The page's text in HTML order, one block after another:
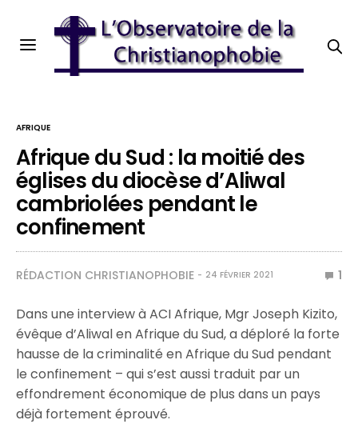
AFRIQUE
Afrique du Sud : la moitié des
églises du diocèse d’Aliwal
cambriolées pendant le
confinement
RÉDACTION CHRISTIANOPHOBIE 24 FÉVRIER 2021 1
Dans une interview à ACI Afrique, Mgr Joseph Kizito,
évêque d’Aliwal en Afrique du Sud, a déploré la forte
hausse de la criminalité en Afrique du Sud pendant
le confinement – qui s’est aussi traduit par un
effondrement économique de plus dans un pays
déjà fortement éprouvé.